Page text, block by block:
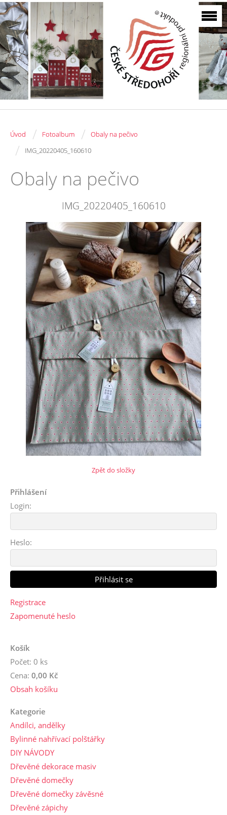
Úvod / Fotoalbum / Obaly na pečivo
/ IMG_20220405_160610
Obaly na pečivo
IMG_20220405_160610
Zpět do složky
Přihlášení
Login:
Heslo:
Registrace
Zapomenuté heslo
Košík
Počet: 0 ks
Cena: 0,00 Kč
Obsah košíku
Kategorie
Andílci, andělky
Bylinné nahřívací polštářky
DIY NÁVODY
Dřevěné dekorace masiv
Dřevěné domečky
Dřevěné domečky závěsné
Dřevěné zápichy